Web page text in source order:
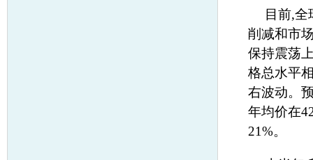
目前,
削减和市
保持震荡
格总水平
右波动。
年均价在
21%。